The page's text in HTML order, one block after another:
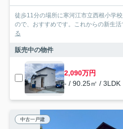
徒歩11分の場所に寒河江市立西根小学
ので、おすすめです。これからの新生活
る
販売中の物件
2,090万円
- / 90.25㎡ / 3LDK
中古一戸建